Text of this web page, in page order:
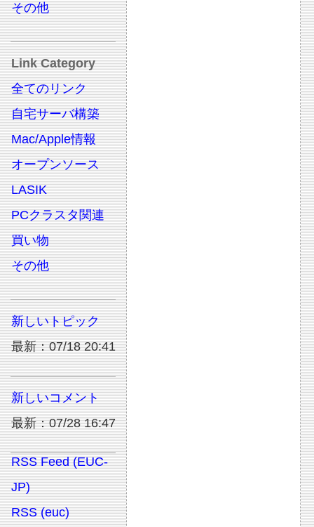
その他
Link Category
全てのリンク
自宅サーバ構築
Mac/Apple情報
オープンソース
LASIK
PCクラスタ関連
買い物
その他
新しいトピック
最新：07/18 20:41
新しいコメント
最新：07/28 16:47
RSS Feed (EUC-
JP)
RSS (euc)